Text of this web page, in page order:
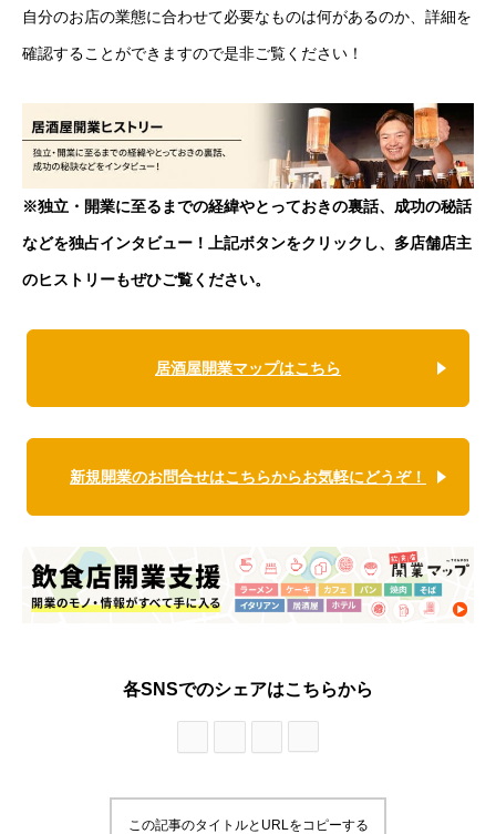
自分のお店の業態に合わせて必要なものは何があるのか、詳細を
確認することができますので是非ご覧ください！
※独立・開業に至るまでの経緯やとっておきの裏話、成功の秘話
などを独占インタビュー！上記ボタンをクリックし、多店舗店主
のヒストリーもぜひご覧ください。
居酒屋開業マップはこちら
新規開業のお問合せはこちらからお気軽にどうぞ！
各SNSでのシェアはこちらから
この記事のタイトルとURLをコピーする